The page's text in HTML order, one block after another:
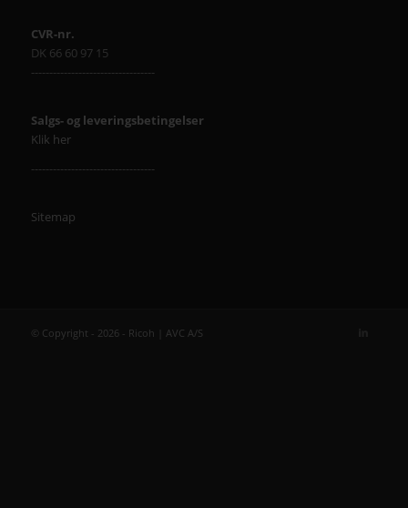
CVR-nr.
DK 66 60 97 15
----------------------------------
Salgs- og leveringsbetingelser
Klik her
----------------------------------
Sitemap
© Copyright - 2026 - Ricoh | AVC A/S